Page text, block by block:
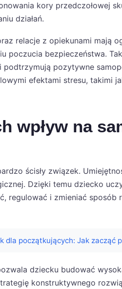
kory przedczołowej
działań.
relacje z opiekunami mają
poczucia bezpieczeństwa.
pozytywne
efektami stresu, takimi
wpływ na
ścisły związek.
Dzięki temu dziecko
regulować i zmieniać sposób
dla początkujących: Jak zacząć
dziecku budować
konstruktywnego